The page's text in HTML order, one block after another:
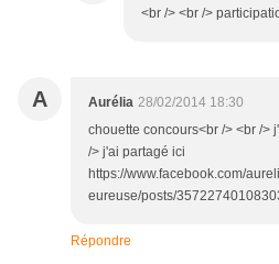
<br /> <br />
A Aurélia 28/02/2014 18:30
chouette concours<br /> <br />
/> j'ai partagé ici
https://www.facebook.com/
eureuse/posts/
Répondre